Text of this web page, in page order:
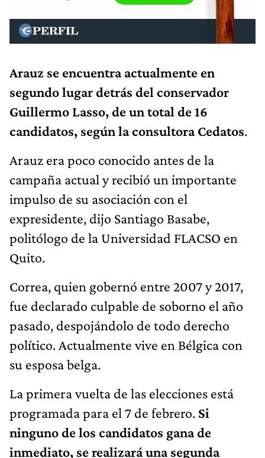
Arauz se encuentra actualmente en
segundo lugar detrás del conservador
Guillermo Lasso, de un total de 16
candidatos, según la consultora Cedatos.
Arauz era poco conocido antes de la
campaña actual y recibió un importante
impulso de su asociación con el
expresidente, dijo Santiago Basabe,
politólogo de la Universidad FLACSO en
Quito.
Correa, quien gobernó entre 2007 y 2017,
fue declarado culpable de soborno el año
pasado, despojándolo de todo derecho
político. Actualmente vive en Bélgica con
su esposa belga.
La primera vuelta de las elecciones está
programada para el 7 de febrero. Si
ninguno de los candidatos gana de
inmediato, se realizará una segunda